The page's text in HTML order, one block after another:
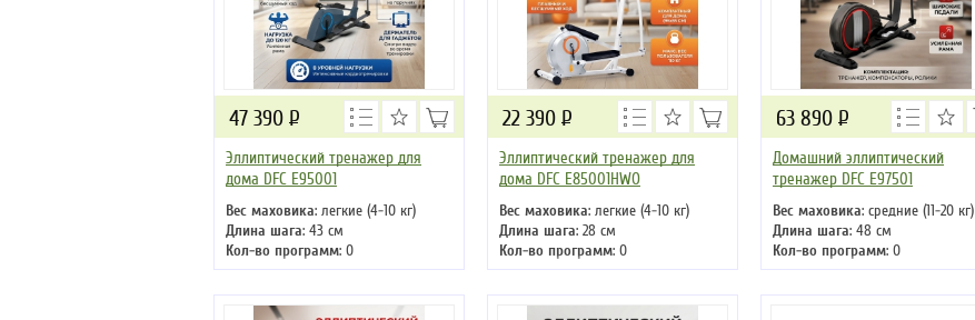
Эллиптический тренажер для
дома DFC E95001
Вес маховика: легкие (4-10 кг)
Длина шага: 43 см
Кол-во программ: 0
Кол-во уровней: 8
Макс. вес: 120 кг
Привод: задний
47 390 Р
Эллиптический тренажер для
дома DFC E85001HWO
Вес маховика: легкие (4-10 кг)
Длина шага: 28 см
Кол-во программ: 0
Кол-во уровней: 8
Макс. вес: 110 кг
Привод: задний
22 390 Р
Домашний эллиптический
тренажер DFC E97501
Вес маховика: средние (11-20 кг)
Длина шага: 48 см
Кол-во программ: 0
Кол-во уровней: 8
Макс. вес: 135 кг
63 890 Р